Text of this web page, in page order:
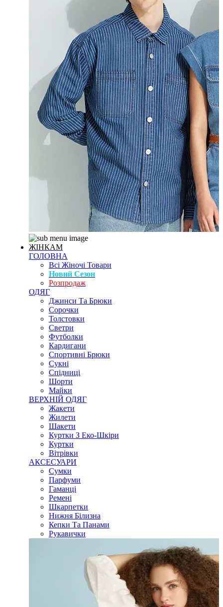
ЖІНКАМ
ГОЛОВНА
Всі Жіночі Товари
Новий Сезон
Розпродаж
ОДЯГ
Джинси Та Брюки
Сорочки
Толстовки
Светри
Футболки
Кардигани
Спортивні Брюки
Сукні
Спідниці
Шорти
Майки
ВЕРХНІЙ ОДЯГ
Жакети
Жилети
Шакети
Куртки З Еко-Шкіри
Куртки
Вітрівки
АКСЕСУАРИ
Сумки
Парфуми
Гаманці
Ремені
Шкарпетки
Нижня Білизна
Кепки Та Панами
Рукавички